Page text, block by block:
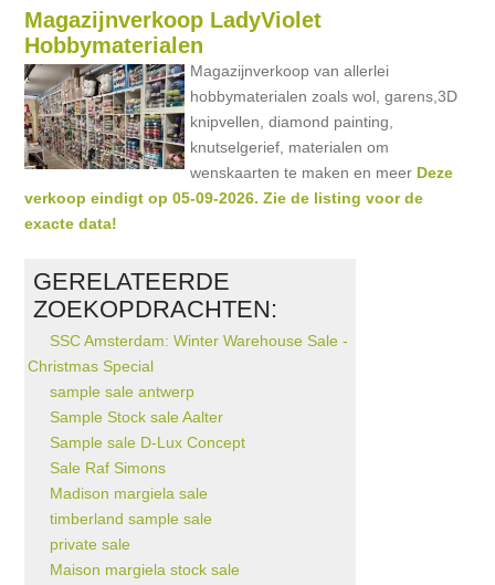
Magazijnverkoop LadyViolet
Hobbymaterialen
Magazijnverkoop van allerlei
hobbymaterialen zoals wol, garens,3D
knipvellen, diamond painting,
knutselgerief, materialen om
wenskaarten te maken en meer Deze
verkoop eindigt op 05-09-2026. Zie de listing voor de
exacte data!
GERELATEERDE
ZOEKOPDRACHTEN:
SSC Amsterdam: Winter Warehouse Sale -
Christmas Special
sample sale antwerp
Sample Stock sale Aalter
Sample sale D-Lux Concept
Sale Raf Simons
Madison margiela sale
timberland sample sale
private sale
Maison margiela stock sale